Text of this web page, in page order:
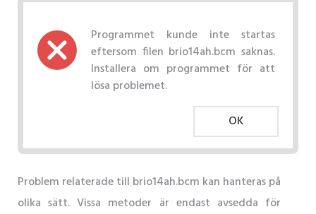
Programmet kunde inte startas
eftersom filen brio14ah.bcm saknas.
Installera om programmet för att
lösa problemet.
OK
Problem relaterade till brio14ah.bcm kan hanteras på
olika sätt. Vissa metoder är endast avsedda för